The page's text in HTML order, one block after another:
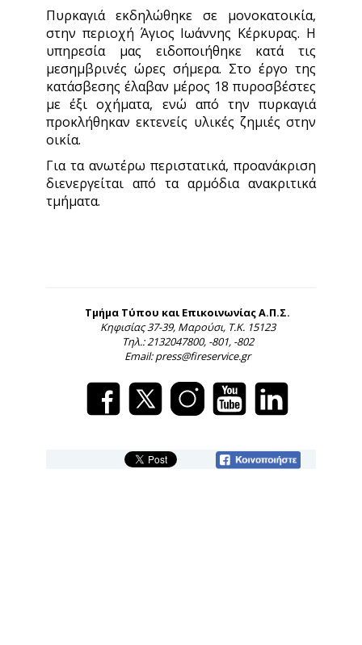
Πυρκαγιά εκδηλώθηκε σε μονοκατοικία,
στην περιοχή Άγιος Ιωάννης Κέρκυρας. Η
υπηρεσία μας ειδοποιήθηκε κατά τις
μεσημβρινές ώρες σήμερα. Στο έργο της
κατάσβεσης έλαβαν μέρος 18 πυροσβέστες
με έξι οχήματα, ενώ από την πυρκαγιά
προκλήθηκαν εκτενείς υλικές ζημιές στην
οικία.
Για τα ανωτέρω περιστατικά, προανάκριση
διενεργείται από τα αρμόδια ανακριτικά
τμήματα.
Τμήμα Τύπου και Επικοινωνίας Α.Π.Σ.
Κηφισίας 37-39, Μαρούσι, Τ.Κ. 15123
Τηλ.: 2132047800, -801, -802
Email: press@fireservice.gr